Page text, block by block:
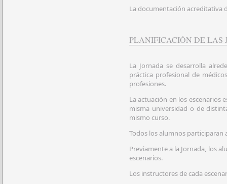
La documentación acreditativa
PLANIFICACIÓN DE LAS
La Jornada se desarrolla
práctica profesional de
profesiones.
La actuación en los escenarios
misma universidad o de
mismo curso.
Todos los alumnos participaran
Previamente a la Jornada, los
escenarios.
Los instructores de cada